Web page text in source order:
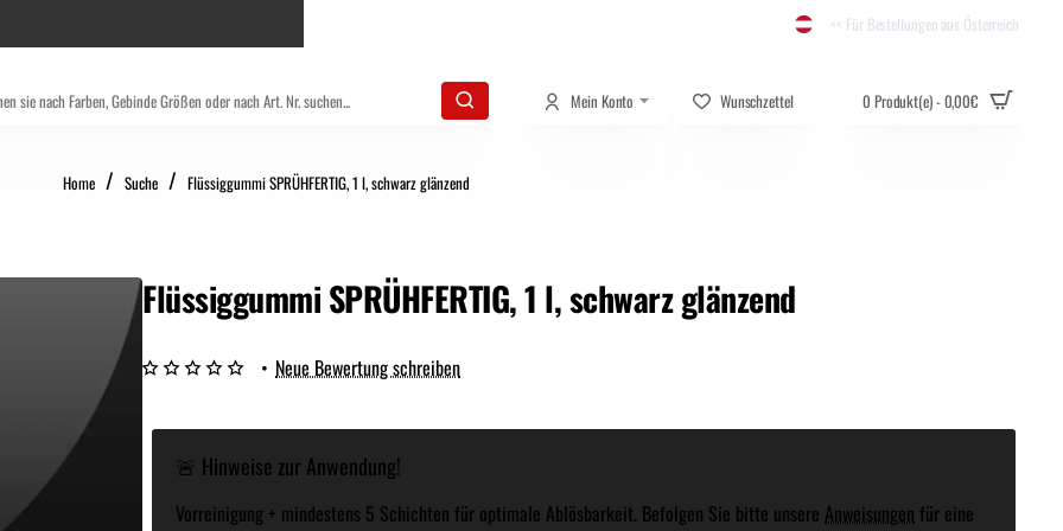
<< Für Bestellungen aus Österreich
Mein Konto Wunschzettel 0 Produkt(e) - 0,00€
Home home Suche Flüssiggummi SPRÜHFERTIG, 1 l, schwarz glänzend
Flüssiggummi SPRÜHFERTIG, 1 l, schwarz glänzend
🚨 Hinweise zur Anwendung!
Vorreinigung + mindestens 5 Schichten für optimale Ablösbarkeit. Befolgen Sie bitte unsere Anweisungen für eine
• Neue Bewertung schreiben